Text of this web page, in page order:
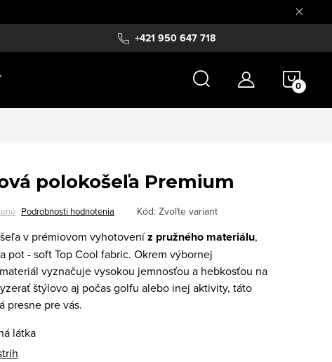
+421 950 647 718
polokošeľa Premium
Podrobnosti hodnotenia Kód: Zvoľte variant
v prémiovom vyhotoveníz pružného materiálu,
pot -soft Top Cool fabric. Okrem výbornej
vyznačuje vysokou jemnosťou a hebkosťou na
štýlovo aj počas golfu alebo inej aktivity, táto
presne pre vás.
látka